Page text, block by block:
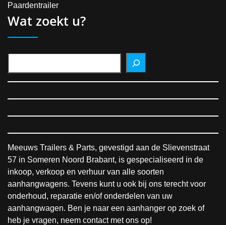
Paardentrailer
Wat zoekt u?
Meeuws Trailers & Parts, gevestigd aan de Slievenstraat
57 in Someren Noord Brabant, is gespecialiseerd in de
inkoop, verkoop en verhuur van alle soorten
aanhangwagens. Tevens kunt u ook bij ons terecht voor
onderhoud, reparatie en/of onderdelen van uw
aanhangwagen. Ben je naar een aanhanger op zoek of
heb je vragen, neem contact met ons op!